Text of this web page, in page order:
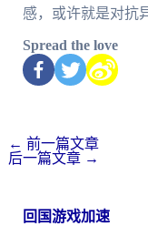
感，或许就是对抗
Spread the love
← 前一篇文章
后一篇文章 →
回国游戏加速